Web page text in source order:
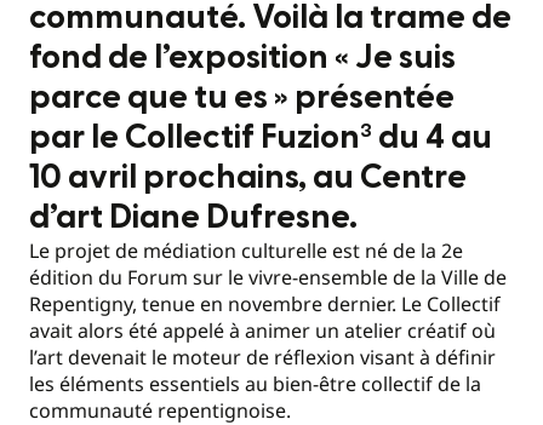
communauté. Voilà la trame de
fond de l’exposition « Je suis
parce que tu es » présentée
par le Collectif Fuzion³ du 4 au
10 avril prochains, au Centre
d’art Diane Dufresne.
Le projet de médiation culturelle est né de la 2e
édition du Forum sur le vivre-ensemble de la Ville de
Repentigny, tenue en novembre dernier. Le Collectif
avait alors été appelé à animer un atelier créatif où
l’art devenait le moteur de réflexion visant à définir
les éléments essentiels au bien-être collectif de la
communauté repentignoise.